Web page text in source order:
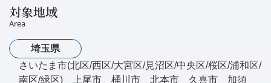
対象地域
Area
埼玉県
さいたま市(北区/西区/大宮区/見沼区/中央区/桜区/浦和区/
南区/緑区) 上尾市 桶川市 北本市 久喜市 加須